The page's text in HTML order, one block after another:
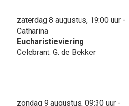
zaterdag 8 augustus, 19:00 uur -
Catharina
Eucharistieviering
Celebrant: G. de Bekker
zondag 9 augustus, 09:30 uur -